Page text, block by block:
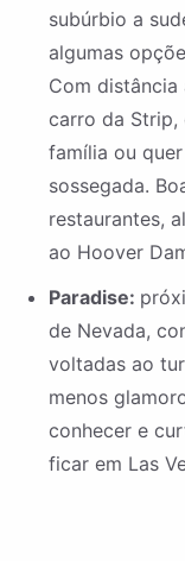
subúrbio a
algumas
Com
carro da Strip,
família ou
sossegada.
restaurantes,
ao Hoover
Paradise:
de Nevada,
voltadas ao
menos
conhecer e
ficar em Las